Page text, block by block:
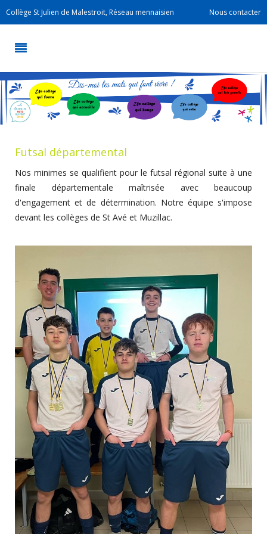
Collège St Julien de Malestroit, Réseau mennaisien Nous contacter
Futsal départemental
Nos minimes se qualifient pour le futsal régional suite à une
finale départementale maîtrisée avec beaucoup
d'engagement et de détermination. Notre équipe s'impose
devant les collèges de St Avé et Muzillac.